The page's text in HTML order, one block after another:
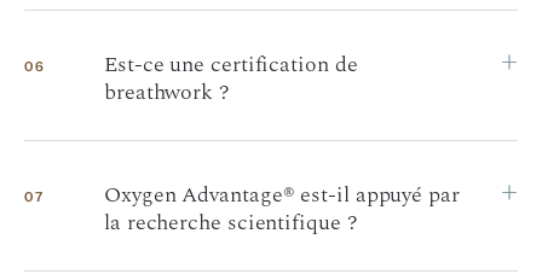
06
Est-ce une certification de
breathwork ?
+
07
Oxygen Advantage® est-il appuyé par
la recherche scientifique ?
+